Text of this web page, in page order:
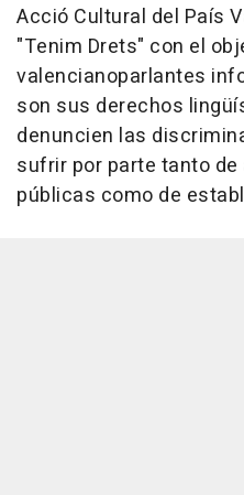
Acció Cultural del País
"Tenim Drets" con el
valencianoparlantes
son sus derechos
denuncien las
sufrir por parte tanto
públicas como de